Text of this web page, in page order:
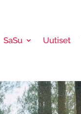
SaSu Uutiset